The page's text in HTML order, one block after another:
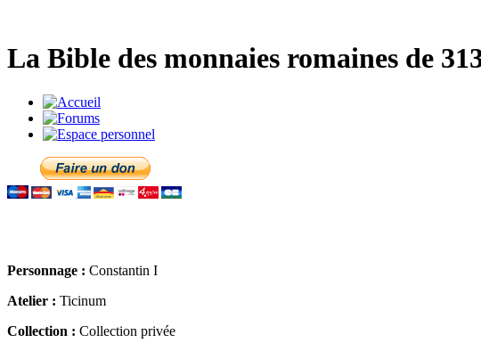
La Bible des monnaies romaines de
Personnage : Constantin I
Atelier : Ticinum
Collection : Collection privée